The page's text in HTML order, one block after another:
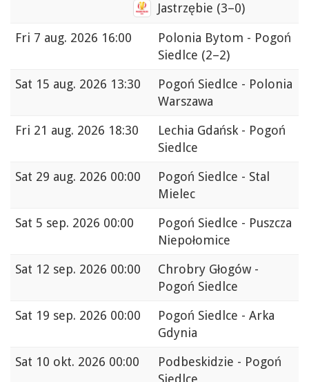
Jastrzębie (3–0)
Fri 7 aug. 2026 16:00
Polonia Bytom - Pogoń
Siedlce (2–2)
Sat 15 aug. 2026 13:30
Pogoń Siedlce - Polonia
Warszawa
Fri 21 aug. 2026 18:30
Lechia Gdańsk - Pogoń
Siedlce
Sat 29 aug. 2026 00:00
Pogoń Siedlce - Stal
Mielec
Sat 5 sep. 2026 00:00
Pogoń Siedlce - Puszcza
Niepołomice
Sat 12 sep. 2026 00:00
Chrobry Głogów -
Pogoń Siedlce
Sat 19 sep. 2026 00:00
Pogoń Siedlce - Arka
Gdynia
Sat 10 okt. 2026 00:00
Podbeskidzie - Pogoń